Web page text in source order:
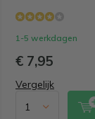
1-5 werkdagen
€ 7,95
Vergelijk